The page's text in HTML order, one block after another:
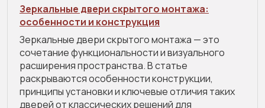
Зеркальные двери скрытого монтажа:
особенности и конструкция
Зеркальные двери скрытого монтажа — это
сочетание функциональности и визуального
расширения пространства. В статье
раскрываются особенности конструкции,
принципы установки и ключевые отличия таких
дверей от классических решений для